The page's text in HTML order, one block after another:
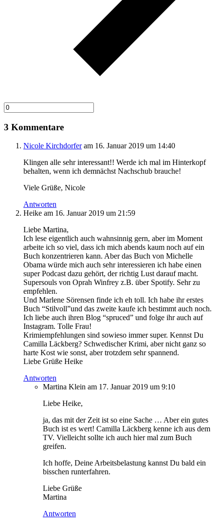
3 Kommentare
Nicole Kirchdorfer am 16. Januar 2019 um 14:40
Klingen alle sehr interessant!! Werde ich mal im Hinterkopf
behalten, wenn ich demnächst Nachschub brauche!
Viele Grüße, Nicole
Antworten
Heike am 16. Januar 2019 um 21:59
Liebe Martina,
Ich lese eigentlich auch wahnsinnig gern, aber im Moment
arbeite ich so viel, dass ich mich abends kaum noch auf ein
Buch konzentrieren kann. Aber das Buch von Michelle
Obama würde mich auch sehr interessieren ich habe einen
super Podcast dazu gehört, der richtig Lust darauf macht.
Supersouls von Oprah Winfrey z.B. über Spotify. Sehr zu
empfehlen.
Und Marlene Sörensen finde ich eh toll. Ich habe ihr erstes
Buch “Stilvoll”und das zweite kaufe ich bestimmt auch noch.
Ich liebe auch ihren Blog “spruced” und folge ihr auch auf
Instagram. Tolle Frau!
Krimiempfehlungen sind sowieso immer super. Kennst Du
Camilla Läckberg? Schwedischer Krimi, aber nicht ganz so
harte Kost wie sonst, aber trotzdem sehr spannend.
Liebe Grüße Heike
Antworten
Martina Klein am 17. Januar 2019 um 9:10
Liebe Heike,
ja, das mit der Zeit ist so eine Sache … Aber ein gutes
Buch ist es wert! Camilla Läckberg kenne ich aus dem
TV. Vielleicht sollte ich auch hier mal zum Buch
greifen.
Ich hoffe, Deine Arbeitsbelastung kannst Du bald ein
bisschen runterfahren.
Liebe Grüße
Martina
Antworten